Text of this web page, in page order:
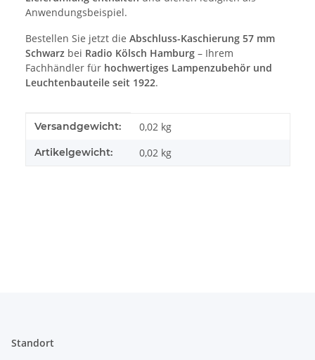
Anwendungsbeispiel.
Bestellen Sie jetzt die Abschluss-Kaschierung 57 mm
Schwarz bei Radio Kölsch Hamburg – Ihrem
Fachhändler für hochwertiges Lampenzubehör und
Leuchtenbauteile seit 1922.
Produkteigenschaft
Wert
Versandgewicht: 0,02 kg
Artikelgewicht: 0,02 kg
Standort